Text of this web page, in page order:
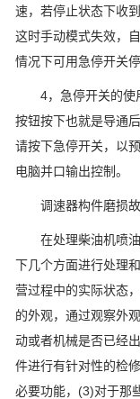
速，若停止状态下收
这时手动模式失效，
情况下可用急停开关停
4，急停开关的使
按钮按下也就是导通
请按下急停开关，以
电脑并口输出控制。
调速器构件磨损故
在处理柴油机喷油
下几个方面进行处理
营过程中的实际状态
的外观，通过观察外
动或者机械是否已经
件进行有针对性的检
必要功能，(3)对于那